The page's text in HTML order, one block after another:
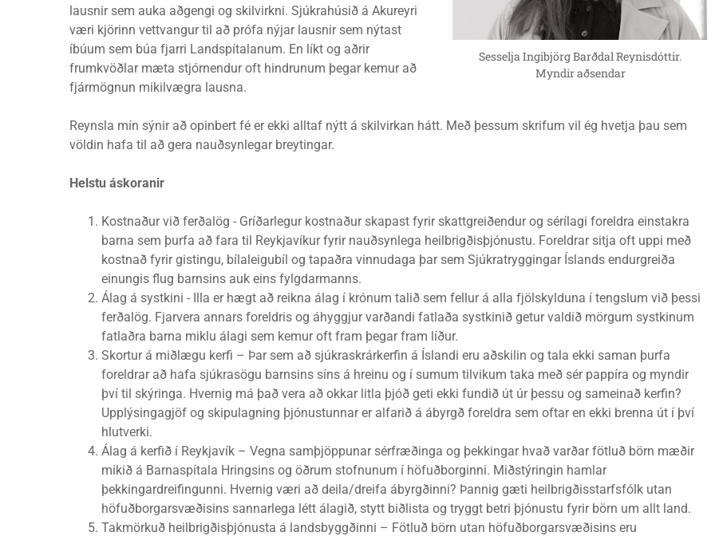
Sesselja Ingibjörg Barðdal Reynisdóttir.
Myndir aðsendar
lausnir sem auka aðgengi og skilvirkni. Sjúkrahúsið á Akureyri
væri kjörinn vettvangur til að prófa nýjar lausnir sem nýtast
íbúum sem búa fjarri Landspítalanum. En líkt og aðrir
frumkvöðlar mæta stjórnendur oft hindrunum þegar kemur að
fjármögnun mikilvægra lausna.
Reynsla mín sýnir að opinbert fé er ekki alltaf nýtt á skilvirkan hátt. Með þessum skrifum vil ég hvetja þau sem
völdin hafa til að gera nauðsynlegar breytingar.
Helstu áskoranir
Kostnaður við ferðalög - Gríðarlegur kostnaður skapast fyrir skattgreiðendur og sérílagi foreldra einstakra
barna sem þurfa að fara til Reykjavíkur fyrir nauðsynlega heilbrigðisþjónustu. Foreldrar sitja oft uppi með
kostnað fyrir gistingu, bílaleigubíl og tapaðra vinnudaga þar sem Sjúkratryggingar Íslands endurgreiða
einungis flug barnsins auk eins fylgdarmanns.
Álag á systkini - Illa er hægt að reikna álag í krónum talið sem fellur á alla fjölskylduna í tengslum við þessi
ferðalög. Fjarvera annars foreldris og áhyggjur varðandi fatlaða systkinið getur valdið mörgum systkinum
fatlaðra barna miklu álagi sem kemur oft fram þegar fram líður.
Skortur á miðlægu kerfi – Þar sem að sjúkraskrárkerfin á Íslandi eru aðskilin og tala ekki saman þurfa
foreldrar að hafa sjúkrasögu barnsins síns á hreinu og í sumum tilvikum taka með sér pappíra og myndir
því til skýringa. Hvernig má það vera að okkar litla þjóð geti ekki fundið út úr þessu og sameinað kerfin?
Upplýsingagjöf og skipulagning þjónustunnar er alfarið á ábyrgð foreldra sem oftar en ekki brenna út í því
hlutverki.
Álag á kerfið í Reykjavík – Vegna samþjöppunar sérfræðinga og þekkingar hvað varðar fötluð börn mæðir
mikið á Barnaspítala Hringsins og öðrum stofnunum í höfuðborginni. Miðstýringin hamlar
þekkingardreifingunni. Hvernig væri að deila/dreifa ábyrgðinni? Þannig gæti heilbrigðisstarfsfólk utan
höfuðborgarsvæðisins sannarlega létt álagið, stytt biðlista og tryggt betri þjónustu fyrir börn um allt land.
Takmörkuð heilbrigðisþjónusta á landsbyggðinni – Fötluð börn utan höfuðborgarsvæðisins eru